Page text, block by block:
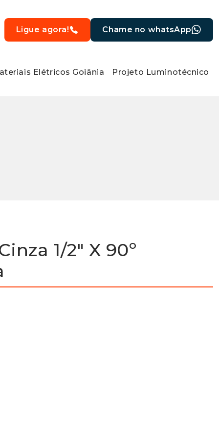
Ligue agora! Chame no whatsApp
Elétricos Goiânia Projeto Luminotécnico
1/2″ X 90º